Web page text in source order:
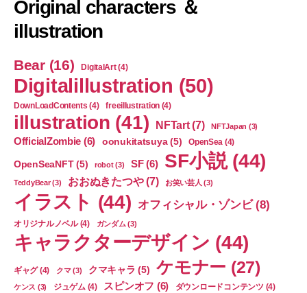
Original characters ＆
illustration
Bear(16) DigitalArt(4)
Digitalillustration (50)
DownLoadContents (4) freeillustration (4)
illustration (41) NFTart(7) NFTJapan (3)
OfficialZombie (6) oonukitatsuya(5) OpenSea (4)
OpenSeaNFT(5) robot(3) SF(6) SF小説(44)
TeddyBear(3) おおぬきたつや(7) お笑い芸人 (3)
イラスト (44) オフィシャル・ゾンビ(8)
オリジナルノベル(4) ガンダム(3)
キャラクターデザイン (44)
ギャグ(4) クマ(3) クマキャラ (5) ケモナー (27)
ケンス (3) ジュゲム(4) スピンオフ (6) ダウンロードコンテンツ(4)